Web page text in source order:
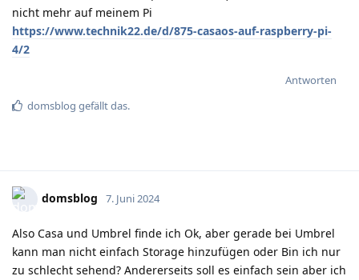
nicht mehr auf meinem Pi
https://www.technik22.de/d/875-casaos-auf-raspberry-pi-
4/2
Antworten
domsblog gefällt das.
domsblog 7. Juni 2024
Also Casa und Umbrel finde ich Ok, aber gerade bei Umbrel
kann man nicht einfach Storage hinzufügen oder Bin ich nur
zu schlecht sehend? Andererseits soll es einfach sein aber ich